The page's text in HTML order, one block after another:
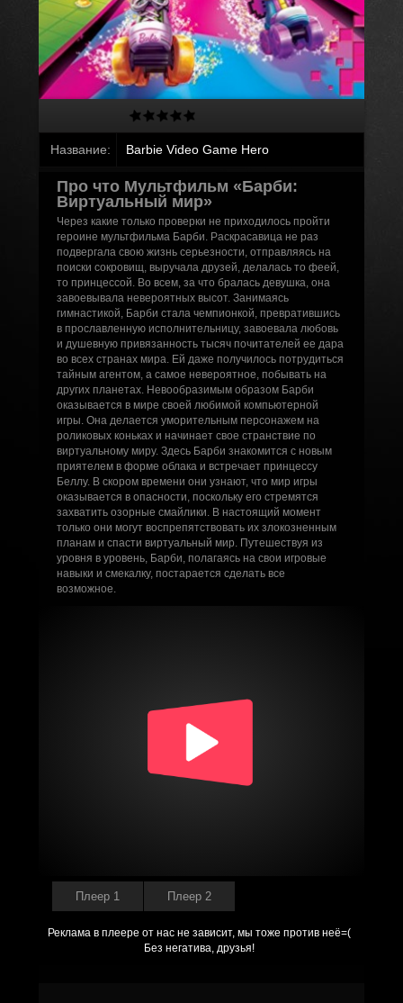
Название: Barbie Video Game Hero
Про что Mультфильм «Барби:
Виртуальный мир»
Через какие только проверки не приходилось пройти
героине мультфильма Барби. Раскрасавица не раз
подвергала свою жизнь серьезности, отправляясь на
поиски сокровищ, выручала друзей, делалась то феей,
то принцессой. Во всем, за что бралась девушка, она
завоевывала невероятных высот. Занимаясь
гимнастикой, Барби стала чемпионкой, превратившись
в прославленную исполнительницу, завоевала любовь
и душевную привязанность тысяч почитателей ее дара
во всех странах мира. Ей даже получилось потрудиться
тайным агентом, а самое невероятное, побывать на
других планетах. Невообразимым образом Барби
оказывается в мире своей любимой компьютерной
игры. Она делается уморительным персонажем на
роликовых коньках и начинает свое странствие по
виртуальному миру. Здесь Барби знакомится с новым
приятелем в форме облака и встречает принцессу
Беллу. В скором времени они узнают, что мир игры
оказывается в опасности, поскольку его стремятся
захватить озорные смайлики. В настоящий момент
только они могут воспрепятствовать их злокозненным
планам и спасти виртуальный мир. Путешествуя из
уровня в уровень, Барби, полагаясь на свои игровые
навыки и смекалку, постарается сделать все
возможное.
Плеер 1 Плеер 2